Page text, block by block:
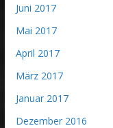
Juni 2017
Mai 2017
April 2017
März 2017
Januar 2017
Dezember 2016